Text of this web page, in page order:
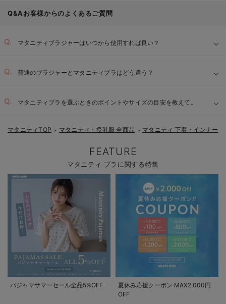
Q&Aお客様からのよくあるご質問
マタニティブラジャーはいつから使用すれば良い？
普通のブラジャーとマタニティブラはどう違う？
マタニティブラを選ぶときのポイントやサイズの目安を教えて。
マタニティTOP ＞ マタニティ・授乳服 全商品 ＞ マタニティ 下着・インナー
FEATURE
マタニティ ブラに関する特集
パジャマサマーセール全品5%OFF
夏休み応援クーポン MAX2,000円
OFF